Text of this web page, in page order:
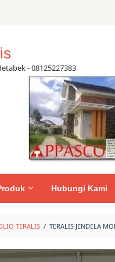
- 08125227383
Hubungi Kami
TERALIS / TERALIS JENDELA